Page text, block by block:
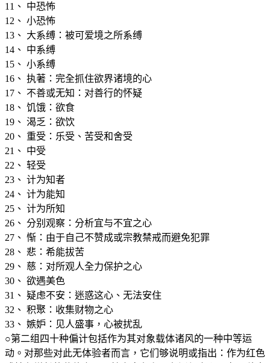
11、 中恐怖
12、 小恐怖
13、 大系缚：被可爱境之所系缚
14、 中系缚
15、 小系缚
16、 执著：完全抓住欲界诸境的心
17、 不善或无知：对善行的怀疑
18、 饥饿：欲食
19、 渴乏：欲饮
20、 重受：乐受、苦受和舍受
21、 中受
22、 轻受
23、 计为知者
24、 计为能知
25、 计为所知
26、 分别观察：分析宜与不宜之心
27、 惭：由于自己不赞成或宗教禁戒而避免犯罪
28、 悲：希能拔苦
29、 慈：对所观人全力保护之心
30、 欲遇美色
31、 疑虑不安：迷惑这心、无法安住
32、 积聚：收集财物之心
33、 嫉妒：见人盛事，心被扰乱
○第二组四十种偏计包括作为其对象载体诸风的一种中等运
动。对那些对此无体验者而言，它们够说明或指出：作为红色